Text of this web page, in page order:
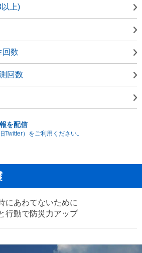
上)
回数
回数
を配信
Twitter）をご利用ください。
にあわてないために
行動で防災力アップ